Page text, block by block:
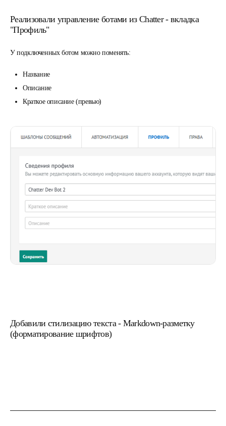
Реализовали управление ботами из Chatter - вкладка
"Профиль"
У подключенных ботом можно поменять:
Название
Описание
Краткое описание (превью)
Добавили стилизацию текста - Markdown-разметку
(форматирование шрифтов)